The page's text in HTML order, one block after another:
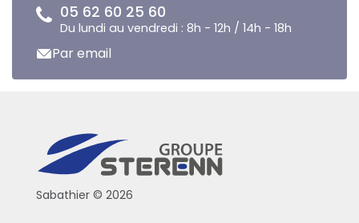
05 62 60 25 60
Du lundi au vendredi : 8h - 12h / 14h - 18h
Par email
Sabathier © 2026